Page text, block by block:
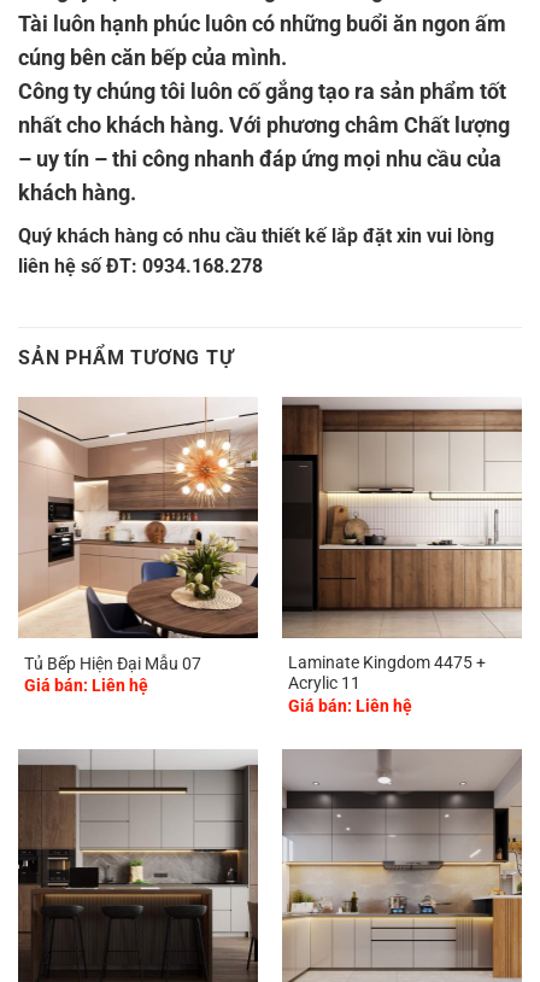
Tài luôn hạnh phúc luôn có những buổi ăn ngon ấm
cúng bên căn bếp của mình.
Công ty chúng tôi luôn cố gắng tạo ra sản phẩm tốt
nhất cho khách hàng. Với phương châm Chất lượng
– uy tín – thi công nhanh đáp ứng mọi nhu cầu của
khách hàng.
Quý khách hàng có nhu cầu thiết kế lắp đặt xin vui lòng
liên hệ số ĐT: 0934.168.278
SẢN PHẨM TƯƠNG TỰ
Tủ Bếp Hiện Đại Mẫu 07
Giá bán: Liên hệ
Laminate Kingdom 4475 +
Acrylic 11
Giá bán: Liên hệ